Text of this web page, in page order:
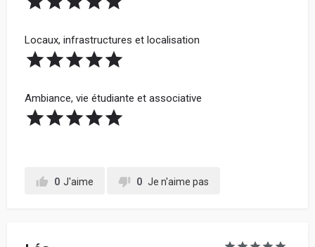
Locaux, infrastructures et localisation
Ambiance, vie étudiante et associative
0 J'aime 0 Je n'aime pas